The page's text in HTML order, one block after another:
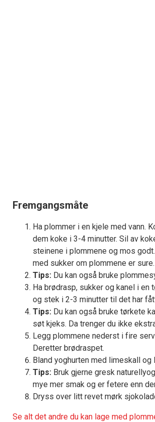
Fremgangsmåte
Ha plommer i en kjele med vann.
dem koke i 3-4 minutter. Sil av
steinene i plommene og mos
med sukker om plommene er sure.
Tips: Du kan også bruke
Ha brødrasp, sukker og kanel i en
og stek i 2-3 minutter til det har
Tips: Du kan også bruke tørkete
søt kjeks. Da trenger du ikke
Legg plommene nederst i fire
Deretter brødraspet.
Bland yoghurten med limeskall og
Tips: Bruk gjerne gresk
mye mer smak og er fetere enn
Dryss over litt revet mørk
Se alt det andre du kan lage med